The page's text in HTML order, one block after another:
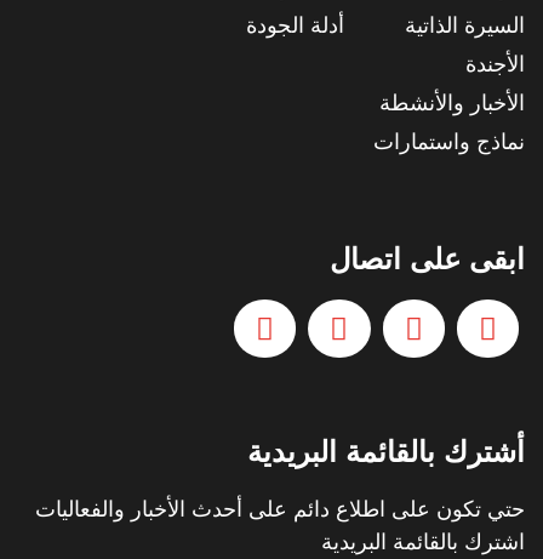
السيرة الذاتية
الأجندة
الأخبار والأنشطة
نماذج واستمارات
أدلة الجودة
ابقى على اتصال
أشترك بالقائمة البريدية
حتي تكون على اطلاع دائم على أحدث الأخبار والفعاليات
اشترك بالقائمة البريدية